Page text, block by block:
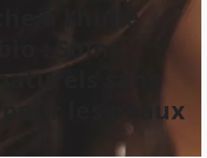
à l’huile
: Soins
sans
pour les peaux